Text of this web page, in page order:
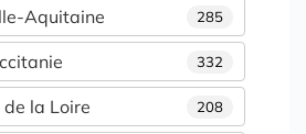
285
Aquitaine
332
208
de la Loire